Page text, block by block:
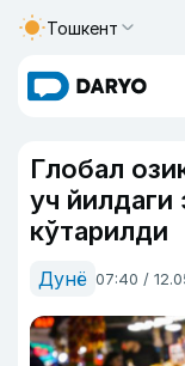
Тошкент
Глобал
уч
кўтарилди
Дунё 07:40 /